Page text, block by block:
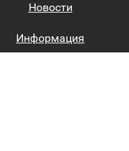
Новости
Информация